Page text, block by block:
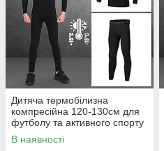
Дитяча термобілизна
компресійна 120-130см для
футболу та активного спорту
(лонгслів+штани) без флісу,
чорна
В наявності